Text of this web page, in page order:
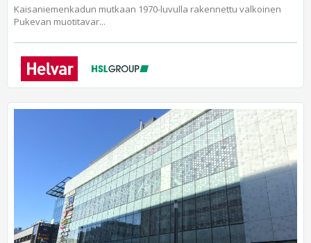
Kaisaniemenkadun mutkaan 1970-luvulla rakennettu valkoinen
Pukevan muotitavar...